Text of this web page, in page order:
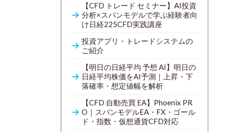
【CFD トレード セミナー】AI投資
分析×スパンモデルで学ぶ経験者向
け日経225CFD実践講座
投資アプリ・トレードシステムの
ご紹介
【明日の日経平均 予想 AI】明日の
日経平均株価をAI予測｜上昇・下
落確率・想定値幅を解析
【CFD 自動売買 EA】Phoenix PR
O｜スパンモデルEA・FX・ゴール
ド・指数・仮想通貨CFD対応